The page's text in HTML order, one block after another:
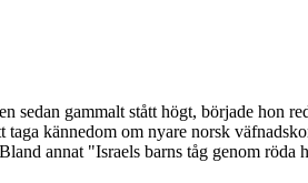
gammalt stått högt, började hon
kännedom om nyare norsk
annat "Israels barns tåg genom